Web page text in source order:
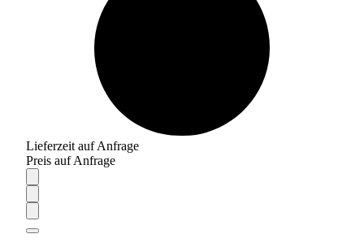
Lieferzeit auf Anfrage
Preis auf Anfrage